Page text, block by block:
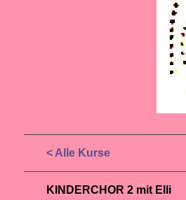
< Alle Kurse
KINDERCHOR 2 mit Elli